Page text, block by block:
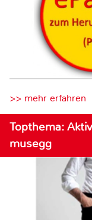
>> mehr erfahren
Topthema:
musegg